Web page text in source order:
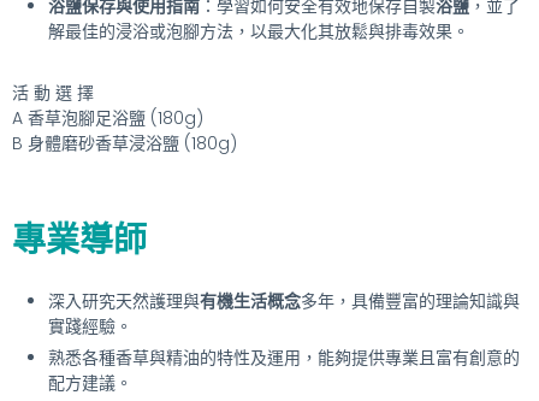
浴鹽保存與使用指南 ：學習如何安全有效地保存自製浴鹽 ，並了
解最佳的浸浴或泡腳方法，以最大化其放鬆與排毒效果。
活 動 選 擇
A 香草泡腳足浴鹽 (180g)
B 身體磨砂香草浸浴鹽 (180g)
專業導師
深入研究天然護理與有機生活概念多年，具備豐富的理論知識與
實踐經驗。
熟悉各種香草與精油的特性及運用，能夠提供專業且富有創意的
配方建議。